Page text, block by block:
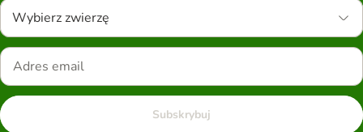
Wybierz zwierzę
Subskrybuj